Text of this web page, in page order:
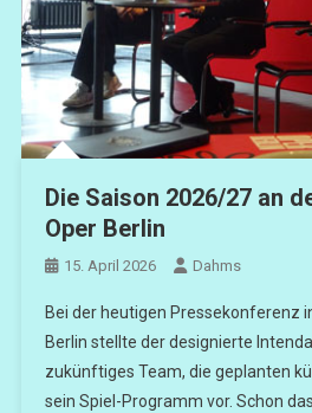
Die Saison 2026/27 an
Oper Berlin
15. April 2026 Dahms
Bei der heutigen Pressekonferenz
Berlin stellte der designierte
zukünftiges Team, die geplanten
sein Spiel-Programm vor. Schon